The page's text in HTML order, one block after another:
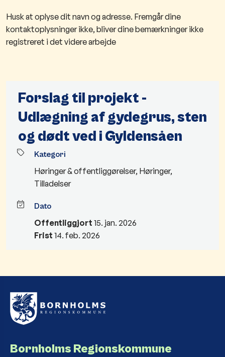
Husk at oplyse dit navn og adresse. Fremgår dine
kontaktoplysninger ikke, bliver dine bemærkninger ikke
registreret i det videre arbejde
Forslag til projekt -
Udlægning af gydegrus, sten
og dødt ved i Gyldensåen
Kategori
Høringer & offentliggørelser, Høringer,
Tilladelser
Dato
Offentliggjort 15. jan. 2026
Frist 14. feb. 2026
Bornholms Regionskommune